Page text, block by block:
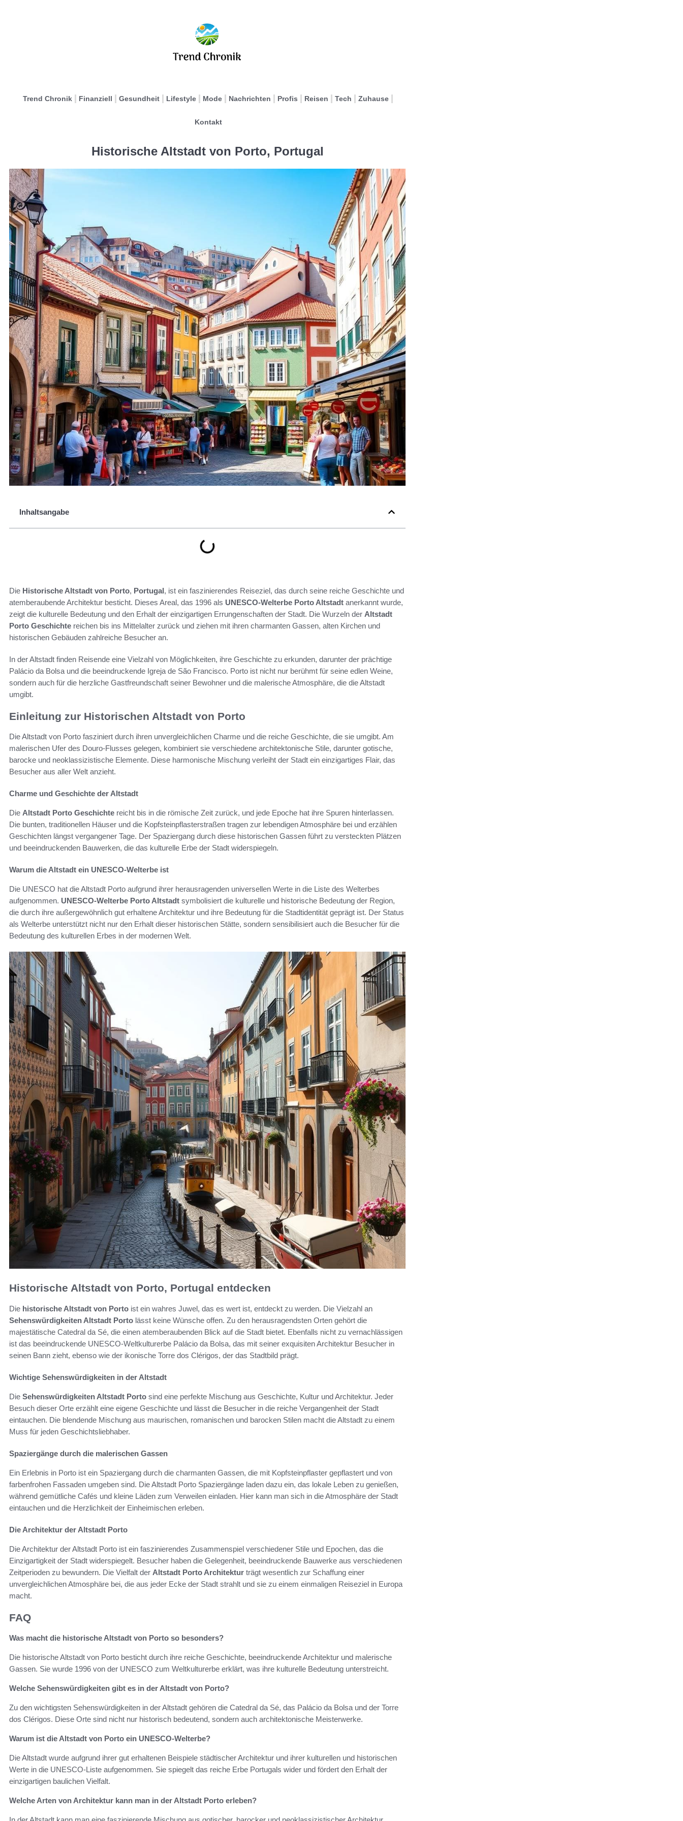
Trend Chronik Finanziell Gesundheit Lifestyle Mode Nachrichten Profis Reisen Tech Zuhause
Kontakt
Historische Altstadt von Porto, Portugal
Inhaltsangabe
Die Historische Altstadt von Porto, Portugal, ist ein faszinierendes Reiseziel, das durch seine reiche Geschichte und
atemberaubende Architektur besticht. Dieses Areal, das 1996 als UNESCO-Welterbe Porto Altstadt anerkannt wurde,
zeigt die kulturelle Bedeutung und den Erhalt der einzigartigen Errungenschaften der Stadt. Die Wurzeln der Altstadt
Porto Geschichte reichen bis ins Mittelalter zurück und ziehen mit ihren charmanten Gassen, alten Kirchen und
historischen Gebäuden zahlreiche Besucher an.
In der Altstadt finden Reisende eine Vielzahl von Möglichkeiten, ihre Geschichte zu erkunden, darunter der prächtige
Palácio da Bolsa und die beeindruckende Igreja de São Francisco. Porto ist nicht nur berühmt für seine edlen Weine,
sondern auch für die herzliche Gastfreundschaft seiner Bewohner und die malerische Atmosphäre, die die Altstadt
umgibt.
Einleitung zur Historischen Altstadt von Porto
Die Altstadt von Porto fasziniert durch ihren unvergleichlichen Charme und die reiche Geschichte, die sie umgibt. Am
malerischen Ufer des Douro-Flusses gelegen, kombiniert sie verschiedene architektonische Stile, darunter gotische,
barocke und neoklassizistische Elemente. Diese harmonische Mischung verleiht der Stadt ein einzigartiges Flair, das
Besucher aus aller Welt anzieht.
Charme und Geschichte der Altstadt
Die Altstadt Porto Geschichte reicht bis in die römische Zeit zurück, und jede Epoche hat ihre Spuren hinterlassen.
Die bunten, traditionellen Häuser und die Kopfsteinpflasterstraßen tragen zur lebendigen Atmosphäre bei und erzählen
Geschichten längst vergangener Tage. Der Spaziergang durch diese historischen Gassen führt zu versteckten Plätzen
und beeindruckenden Bauwerken, die das kulturelle Erbe der Stadt widerspiegeln.
Warum die Altstadt ein UNESCO-Welterbe ist
Die UNESCO hat die Altstadt Porto aufgrund ihrer herausragenden universellen Werte in die Liste des Welterbes
aufgenommen. UNESCO-Welterbe Porto Altstadt symbolisiert die kulturelle und historische Bedeutung der Region,
die durch ihre außergewöhnlich gut erhaltene Architektur und ihre Bedeutung für die Stadtidentität geprägt ist. Der Status
als Welterbe unterstützt nicht nur den Erhalt dieser historischen Stätte, sondern sensibilisiert auch die Besucher für die
Bedeutung des kulturellen Erbes in der modernen Welt.
Historische Altstadt von Porto, Portugal entdecken
Die historische Altstadt von Porto ist ein wahres Juwel, das es wert ist, entdeckt zu werden. Die Vielzahl an
Sehenswürdigkeiten Altstadt Porto lässt keine Wünsche offen. Zu den herausragendsten Orten gehört die
majestätische Catedral da Sé, die einen atemberaubenden Blick auf die Stadt bietet. Ebenfalls nicht zu vernachlässigen
ist das beeindruckende UNESCO-Weltkulturerbe Palácio da Bolsa, das mit seiner exquisiten Architektur Besucher in
seinen Bann zieht, ebenso wie der ikonische Torre dos Clérigos, der das Stadtbild prägt.
Wichtige Sehenswürdigkeiten in der Altstadt
Die Sehenswürdigkeiten Altstadt Porto sind eine perfekte Mischung aus Geschichte, Kultur und Architektur. Jeder
Besuch dieser Orte erzählt eine eigene Geschichte und lässt die Besucher in die reiche Vergangenheit der Stadt
eintauchen. Die blendende Mischung aus maurischen, romanischen und barocken Stilen macht die Altstadt zu einem
Muss für jeden Geschichtsliebhaber.
Spaziergänge durch die malerischen Gassen
Ein Erlebnis in Porto ist ein Spaziergang durch die charmanten Gassen, die mit Kopfsteinpflaster gepflastert und von
farbenfrohen Fassaden umgeben sind. Die Altstadt Porto Spaziergänge laden dazu ein, das lokale Leben zu genießen,
während gemütliche Cafés und kleine Läden zum Verweilen einladen. Hier kann man sich in die Atmosphäre der Stadt
eintauchen und die Herzlichkeit der Einheimischen erleben.
Die Architektur der Altstadt Porto
Die Architektur der Altstadt Porto ist ein faszinierendes Zusammenspiel verschiedener Stile und Epochen, das die
Einzigartigkeit der Stadt widerspiegelt. Besucher haben die Gelegenheit, beeindruckende Bauwerke aus verschiedenen
Zeitperioden zu bewundern. Die Vielfalt der Altstadt Porto Architektur trägt wesentlich zur Schaffung einer
unvergleichlichen Atmosphäre bei, die aus jeder Ecke der Stadt strahlt und sie zu einem einmaligen Reiseziel in Europa
macht.
FAQ
Was macht die historische Altstadt von Porto so besonders?
Die historische Altstadt von Porto besticht durch ihre reiche Geschichte, beeindruckende Architektur und malerische
Gassen. Sie wurde 1996 von der UNESCO zum Weltkulturerbe erklärt, was ihre kulturelle Bedeutung unterstreicht.
Welche Sehenswürdigkeiten gibt es in der Altstadt von Porto?
Zu den wichtigsten Sehenswürdigkeiten in der Altstadt gehören die Catedral da Sé, das Palácio da Bolsa und der Torre
dos Clérigos. Diese Orte sind nicht nur historisch bedeutend, sondern auch architektonische Meisterwerke.
Warum ist die Altstadt von Porto ein UNESCO-Welterbe?
Die Altstadt wurde aufgrund ihrer gut erhaltenen Beispiele städtischer Architektur und ihrer kulturellen und historischen
Werte in die UNESCO-Liste aufgenommen. Sie spiegelt das reiche Erbe Portugals wider und fördert den Erhalt der
einzigartigen baulichen Vielfalt.
Welche Arten von Architektur kann man in der Altstadt Porto erleben?